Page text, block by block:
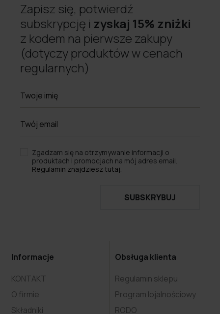
Zapisz się, potwierdź
subskrypcję i zyskaj 15% zniżki
z kodem na pierwsze zakupy
(dotyczy produktów w cenach
regularnych)
Zgadzam się na otrzymywanie informacji o
produktach i promocjach na mój adres email.
Regulamin znajdziesz tutaj.
SUBSKRYBUJ
Informacje
KONTAKT
O firmie
Składniki
Obsługa klienta
Regulamin sklepu
Program lojalnościowy
RODO